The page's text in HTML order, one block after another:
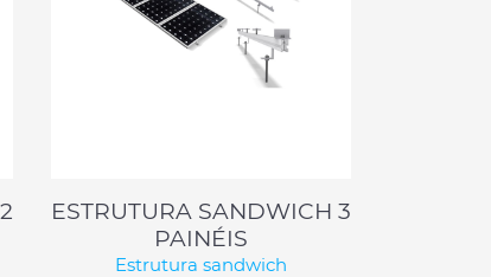
ESTRUTURA SANDWICH 3
PAINÉIS
Estrutura sandwich